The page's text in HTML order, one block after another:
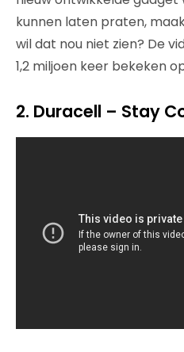
kunnen laten praten,
wil dat nou niet zien? De
1,2 miljoen keer bekeken
2. Duracell – Stay